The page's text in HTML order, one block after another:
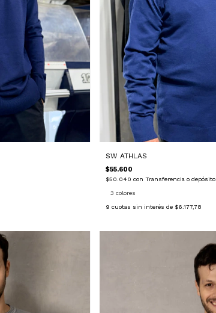
SW ATHLAS
$55.600
$50.040 con Transferencia o depósito
3 colores
9 cuotas sin interés de $6.177,78